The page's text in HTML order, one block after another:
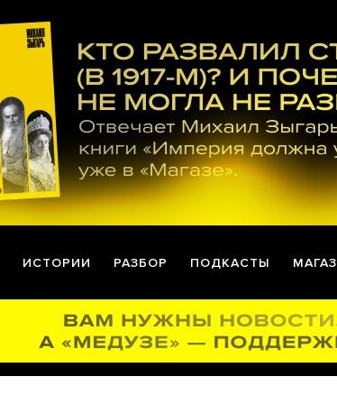
ИСТОРИИ РАЗБОР ПОДКАСТЫ МАГАЗ